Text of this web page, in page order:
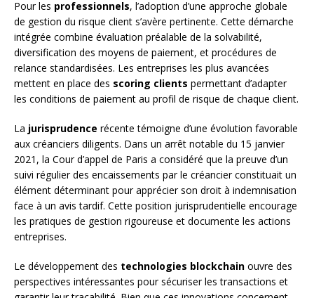
Pour les professionnels, l’adoption d’une approche globale
de gestion du risque client s’avère pertinente. Cette démarche
intégrée combine évaluation préalable de la solvabilité,
diversification des moyens de paiement, et procédures de
relance standardisées. Les entreprises les plus avancées
mettent en place des scoring clients permettant d’adapter
les conditions de paiement au profil de risque de chaque client.
La jurisprudence récente témoigne d’une évolution favorable
aux créanciers diligents. Dans un arrêt notable du 15 janvier
2021, la Cour d’appel de Paris a considéré que la preuve d’un
suivi régulier des encaissements par le créancier constituait un
élément déterminant pour apprécier son droit à indemnisation
face à un avis tardif. Cette position jurisprudentielle encourage
les pratiques de gestion rigoureuse et documente les actions
entreprises.
Le développement des technologies blockchain ouvre des
perspectives intéressantes pour sécuriser les transactions et